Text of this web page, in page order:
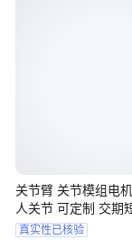
关节臂 关节模组电
人关节 可定制 交期
真实性已核验